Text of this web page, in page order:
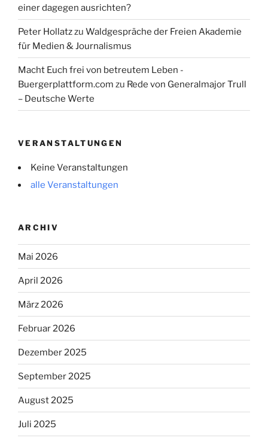
einer dagegen ausrichten?
Peter Hollatzzu Waldgespräche der Freien Akademie
für Medien & Journalismus
Macht Euch frei von betreutem Leben -
Buergerplattform.com zu Rede von Generalmajor Trull
– Deutsche Werte
VERANSTALTUNGEN
Keine Veranstaltungen
alle Veranstaltungen
ARCHIV
Mai 2026
April 2026
März 2026
Februar 2026
Dezember 2025
September 2025
August 2025
Juli 2025